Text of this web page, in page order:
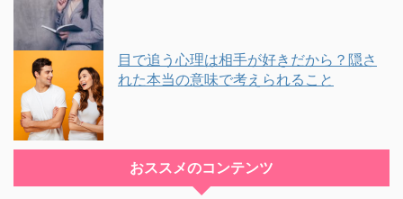
目で追う心理は相手が好きだから？隠さ
れた本当の意味で考えられること
おススメのコンテンツ